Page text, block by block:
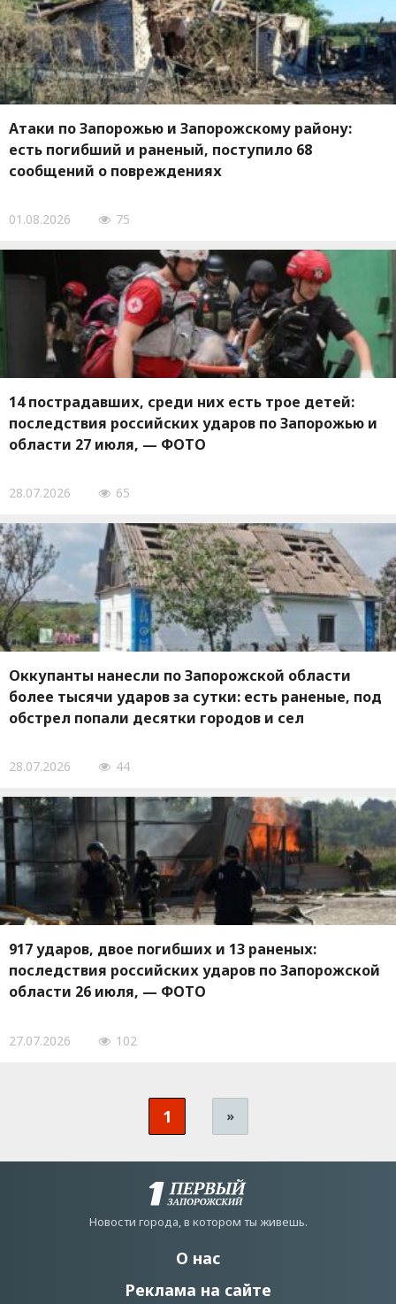
Атаки по Запорожью и Запорожскому району:
есть погибший и раненый, поступило 68
сообщений о повреждениях
01.08.2026 75
14 пострадавших, среди них есть трое детей:
последствия российских ударов по Запорожью и
области 27 июля, — ФОТО
28.07.2026 65
Оккупанты нанесли по Запорожской области
более тысячи ударов за сутки: есть раненые, под
обстрел попали десятки городов и сел
28.07.2026 44
917 ударов, двое погибших и 13 раненых:
последствия российских ударов по Запорожской
области 26 июля, — ФОТО
27.07.2026 102
1 »
Новости города, в котором ты живешь.
О нас
Реклама на сайте